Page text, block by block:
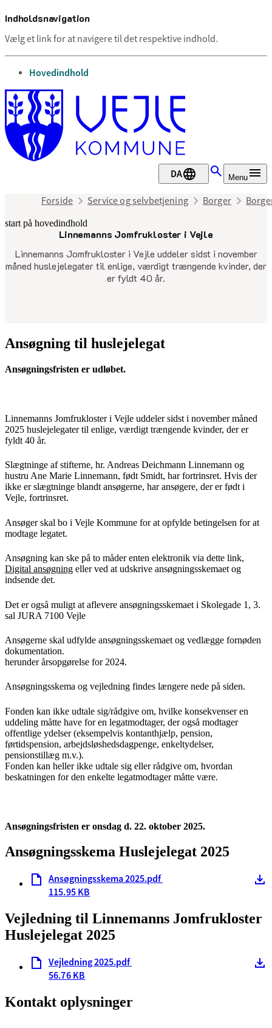
Indholdsnavigation
Vælg et link for at navigere til det respektive indhold.
gå til
Hovedindhold
DA Menu
Forside Service og selvbetjening Borger
start på hovedindhold
Linnemanns Jomfrukloster i Vejle
Linnemanns Jomfrukloster i Vejle uddeler sidst i november
måned huslejelegater til enlige, værdigt trængende kvinder, der
er fyldt 40 år.
senest opdateret 23. oktober 2025
Ansøgning til huslejelegat
Ansøgningsfristen er udløbet.
Linnemanns Jomfrukloster i Vejle uddeler sidst i november måned
2025 huslejelegater til enlige, værdigt trængende kvinder, der er
fyldt 40 år.
Slægtninge af stifterne, hr. Andreas Deichmann Linnemann og
hustru Ane Marie Linnemann, født Smidt, har fortrinsret. Hvis der
ikke er slægtninge blandt ansøgerne, har ansøgere, der er født i
Vejle, fortrinsret.
Ansøger skal bo i Vejle Kommune for at opfylde betingelsen for at
modtage legatet.
Ansøgning kan ske på to måder enten elektronik via dette link,
Digital ansøgning eller ved at udskrive ansøgningsskemaet og
indsende det.
Det er også muligt at aflevere ansøgningsskemaet i Skolegade 1, 3.
sal JURA 7100 Vejle
Ansøgerne skal udfylde ansøgningsskemaet og vedlægge fornøden
dokumentation.
herunder årsopgørelse for 2024.
Ansøgningsskema og vejledning findes længere nede på siden.
Fonden kan ikke udtale sig/rådgive om, hvilke konsekvenser en
uddeling måtte have for en legatmodtager, der også modtager
offentlige ydelser (eksempelvis kontanthjælp, pension,
førtidspension, arbejdsløshedsdagpenge, enkeltydelser,
pensionstillæg m.v.).
Fonden kan heller ikke udtale sig eller rådgive om, hvordan
beskatningen for den enkelte legatmodtager måtte være.
Ansøgningsfristen er onsdag d. 22. oktober 2025.
Ansøgningsskema Huslejelegat 2025
Ansøgningsskema 2025.pdf
115.95 KB
Vejledning til Linnemanns Jomfrukloster
Huslejelegat 2025
Vejledning 2025.pdf
56.76 KB
Kontakt oplysninger